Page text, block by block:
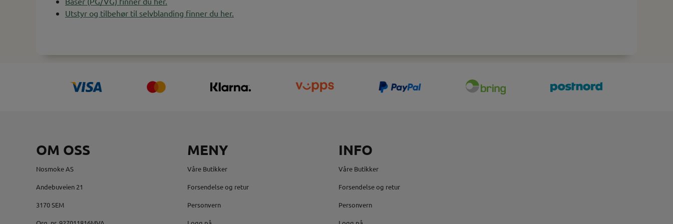
Utstyr og tilbehør til selvblanding finner du her.
OM OSS
Nosmoke AS
Andebuveien 21
3170 SEM
MENY
Våre Butikker
Forsendelse og retur
Personvern
INFO
Våre Butikker
Forsendelse og retur
Personvern